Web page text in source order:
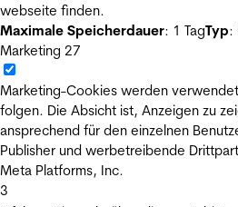
webseite finden.
Maximale Speicherdauer: 1 TagTyp:
Marketing 27
Marketing-Cookies werden
folgen. Die Absicht ist, Anzeigen zu
ansprechend für den einzelnen
Publisher und werbetreibende
Meta Platforms, Inc.
3